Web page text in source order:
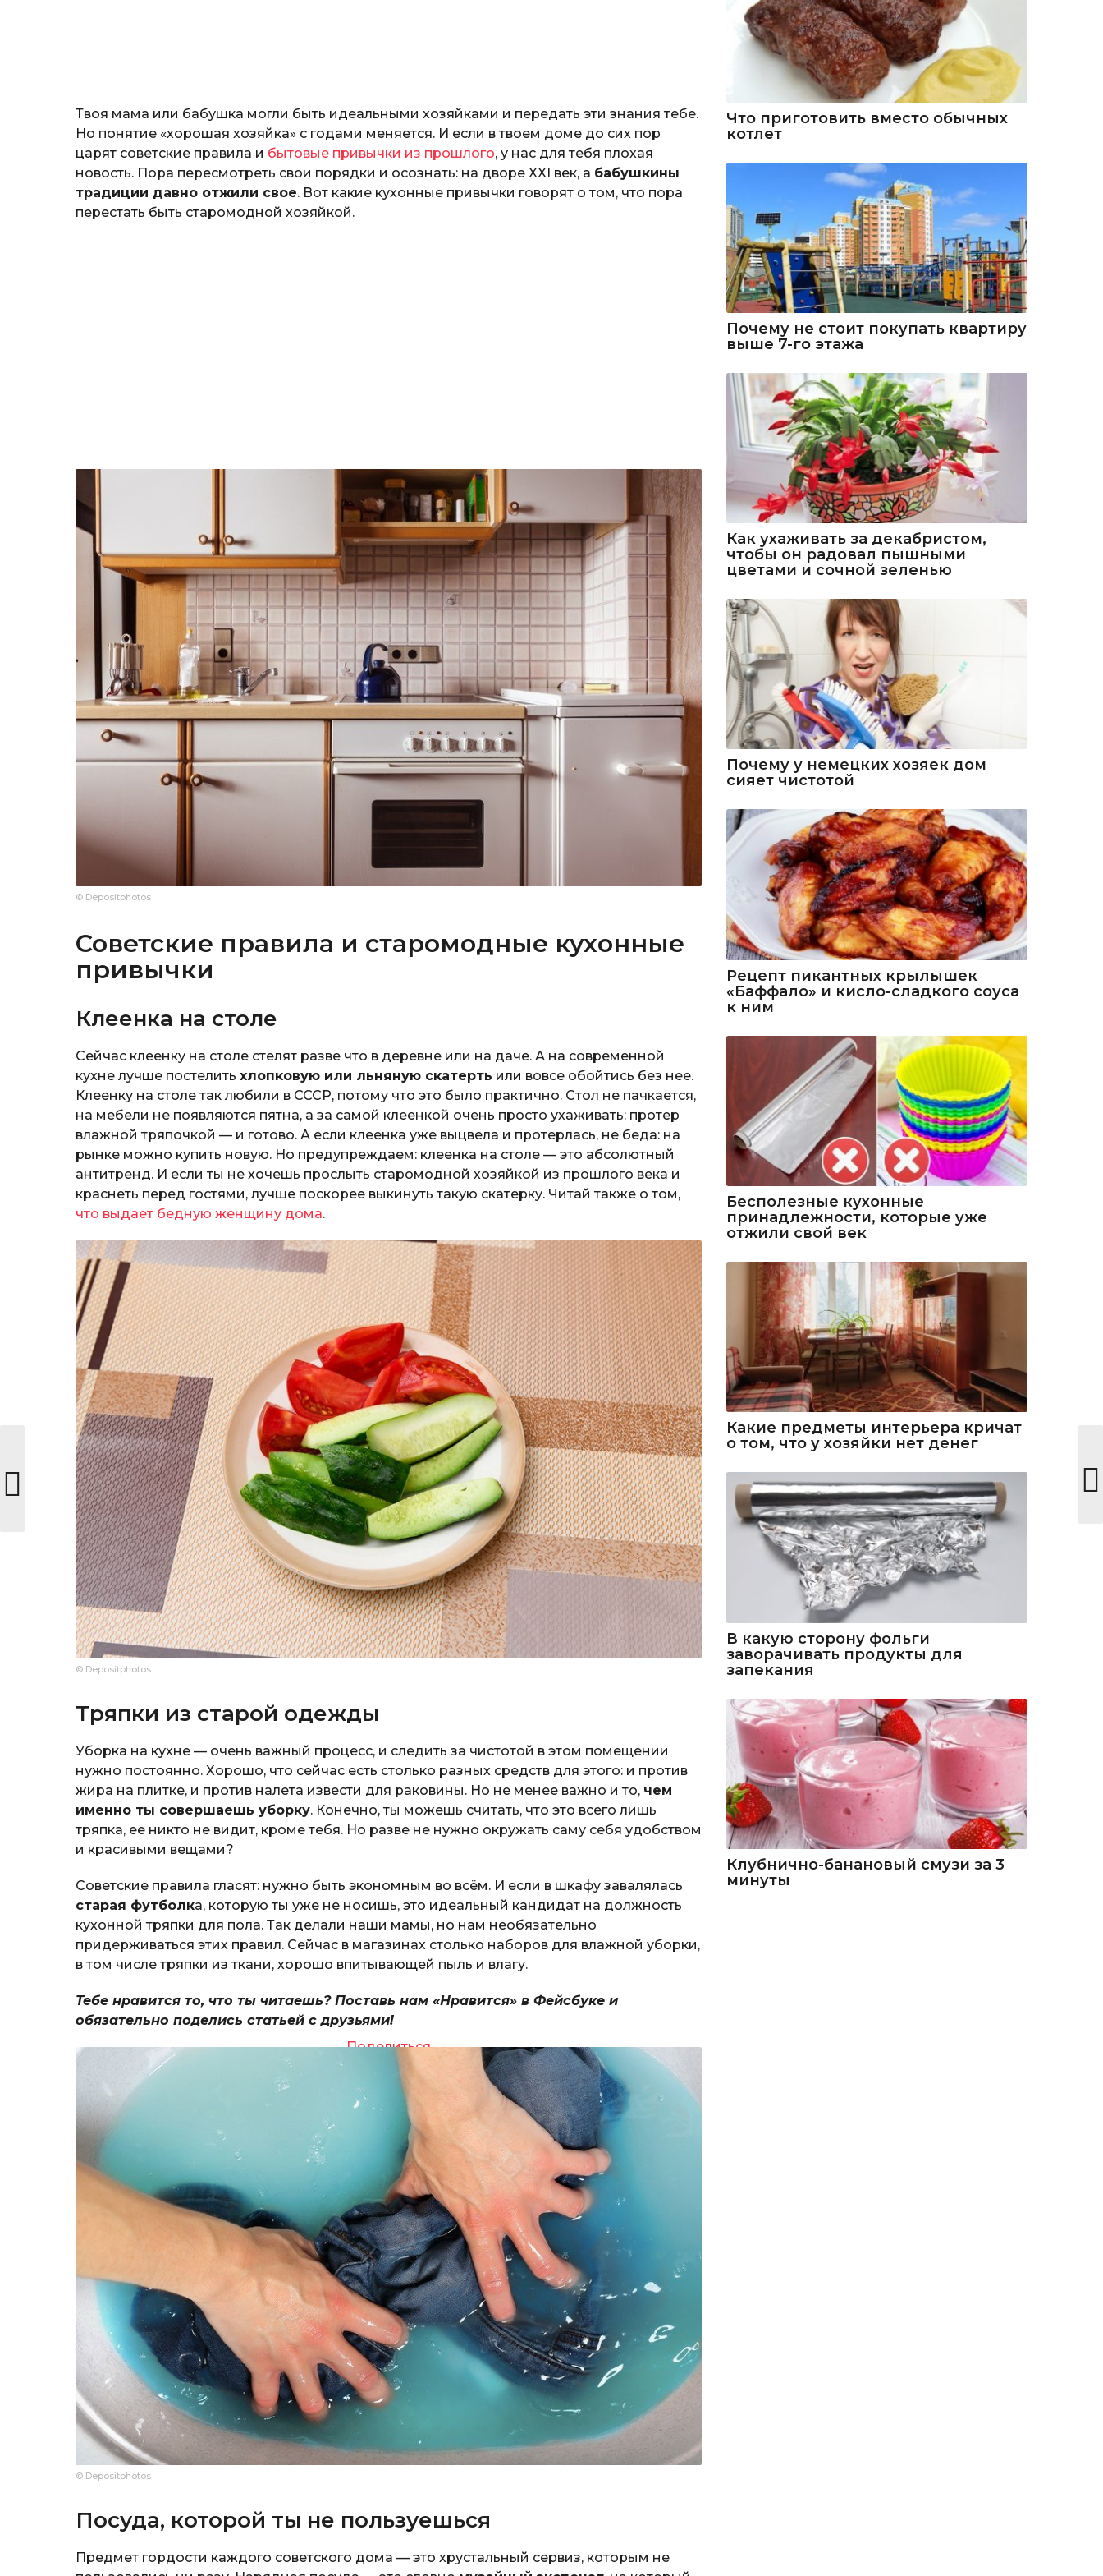
е
р
к
а
л
ю
к
Твоя мама или бабушка могли быть идеальными хозяйками и передать эти знания тебе.
Но понятие «хорошая хозяйка» с годами меняется. И если в твоем доме до сих пор
царят советские правила и бытовые привычки из прошлого, у нас для тебя плохая
новость. Пора пересмотреть свои порядки и осознать: на дворе XXI век, а бабушкины
традиции давно отжили свое. Вот какие кухонные привычки говорят о том, что пора
перестать быть старомодной хозяйкой.
© Depositphotos
Советские правила и старомодные кухонные
привычки
Клеенка на столе
Сейчас клеенку на столе стелят разве что в деревне или на даче. А на современной
кухне лучше постелить хлопковую или льняную скатерть или вовсе обойтись без нее.
Клеенку на столе так любили в СССР, потому что это было практично. Стол не пачкается,
на мебели не появляются пятна, а за самой клеенкой очень просто ухаживать: протер
влажной тряпочкой — и готово. А если клеенка уже выцвела и протерлась, не беда: на
рынке можно купить новую. Но предупреждаем: клеенка на столе — это абсолютный
антитренд. И если ты не хочешь прослыть старомодной хозяйкой из прошлого века и
краснеть перед гостями, лучше поскорее выкинуть такую скатерку. Читай также о том,
что выдает бедную женщину дома.
© Depositphotos
Тряпки из старой одежды
Уборка на кухне — очень важный процесс, и следить за чистотой в этом помещении
нужно постоянно. Хорошо, что сейчас есть столько разных средств для этого: и против
жира на плитке, и против налета извести для раковины. Но не менее важно и то, чем
именно ты совершаешь уборку. Конечно, ты можешь считать, что это всего лишь
тряпка, ее никто не видит, кроме тебя. Но разве не нужно окружать саму себя удобством
и красивыми вещами?
Советские правила гласят: нужно быть экономным во всём. И если в шкафу завалялась
старая футболка, которую ты уже не носишь, это идеальный кандидат на должность
кухонной тряпки для пола. Так делали наши мамы, но нам необязательно
придерживаться этих правил. Сейчас в магазинах столько наборов для влажной уборки,
в том числе тряпки из ткани, хорошо впитывающей пыль и влагу.
Тебе нравится то, что ты читаешь? Поставь нам «Нравится» в Фейсбуке и
обязательно поделись статьей с друзьями!
Поделиться
© Depositphotos
Посуда, которой ты не пользуешься
Предмет гордости каждого советского дома — это хрустальный сервиз, которым не
Что приготовить вместо обычных
котлет
Почему не стоит покупать квартиру
выше 7-го этажа
Как ухаживать за декабристом,
чтобы он радовал пышными
цветами и сочной зеленью
Почему у немецких хозяек дом
сияет чистотой
Рецепт пикантных крылышек
«Баффало» и кисло-сладкого соуса
к ним
Бесполезные кухонные
принадлежности, которые уже
отжили свой век
Какие предметы интерьера кричат
о том, что у хозяйки нет денег
В какую сторону фольги
заворачивать продукты для
запекания
Клубнично-банановый смузи за 3
минуты